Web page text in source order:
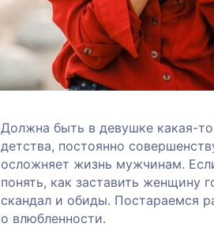
Должна быть в девушке какая-
детства, постоянно
осложняет жизнь мужчинам.
понять, как заставить женщину
скандал и обиды. Постараемся
о влюбленности.